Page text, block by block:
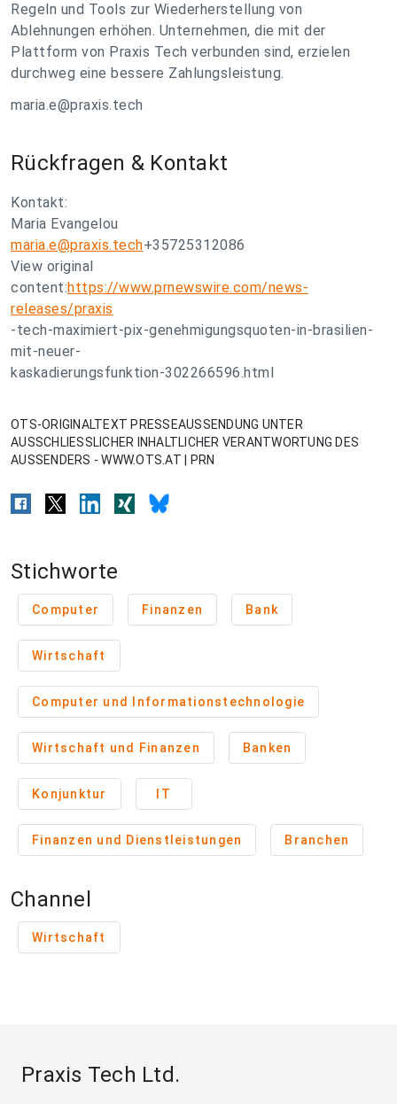
Regeln und Tools zur Wiederherstellung von
Ablehnungen erhöhen. Unternehmen, die mit der
Plattform von Praxis Tech verbunden sind, erzielen
durchweg eine bessere Zahlungsleistung.
maria.e@praxis.tech
Rückfragen & Kontakt
Kontakt:
Maria Evangelou
maria.e@praxis.tech+35725312086
View original
content:https://www.prnewswire.com/news-
releases/praxis
-tech-maximiert-pix-genehmigungsquoten-in-brasilien-
mit-neuer-
kaskadierungsfunktion-302266596.html
OTS-ORIGINALTEXT PRESSEAUSSENDUNG UNTER
AUSSCHLIESSLICHER INHALTLICHER VERANTWORTUNG DES
AUSSENDERS - WWW.OTS.AT | PRN
Stichworte
Computer Finanzen Bank
Wirtschaft
Computer und Informationstechnologie
Wirtschaft und Finanzen Banken
Konjunktur IT
Finanzen und Dienstleistungen Branchen
Channel
Wirtschaft
Praxis Tech Ltd.